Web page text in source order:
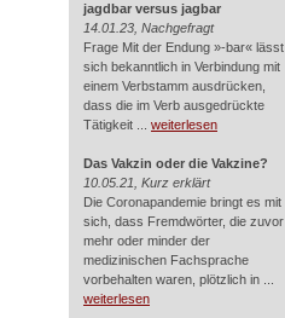
jagdbar versus jagbar
14.01.23, Nachgefragt
Frage Mit der Endung »-bar« lässt
sich bekanntlich in Verbindung mit
einem Verbstamm ausdrücken,
dass die im Verb ausgedrückte
Tätigkeit ... weiterlesen
Das Vakzin oder die Vakzine?
10.05.21, Kurz erklärt
Die Coronapandemie bringt es mit
sich, dass Fremdwörter, die zuvor
mehr oder minder der
medizinischen Fachsprache
vorbehalten waren, plötzlich in ...
weiterlesen